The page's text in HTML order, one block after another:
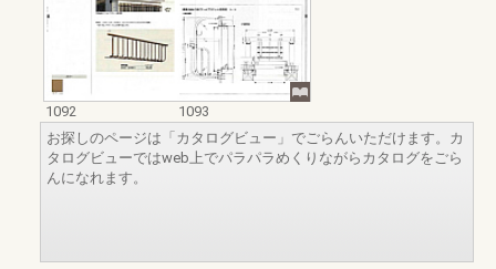
1092
1093
お探しのページは「カタログビュー」でごらんいただけます。カ
タログビューではweb上でパラパラめくりながらカタログをごら
んになれます。